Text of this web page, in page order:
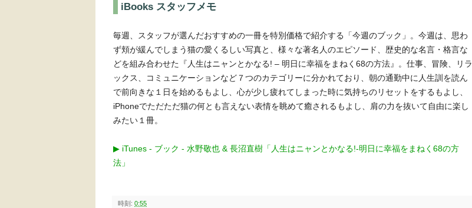
iBooks スタッフメモ
毎週、スタッフが選んだおすすめの一冊を特別価格で紹介する「今週のブック」。今週は、思わ
ず頬が緩んでしまう猫の愛くるしい写真と、様々な著名人のエピソード、歴史的な名言・格言な
どを組み合わせた『人生はニャンとかなる! – 明日に幸福をまねく68の方法』。仕事、冒険、リラ
ックス、コミュニケーションなど７つのカテゴリーに分かれており、朝の通勤中に人生訓を読ん
で前向きな１日を始めるもよし、心が少し疲れてしまった時に気持ちのリセットをするもよし、
iPhoneでただただ猫の何とも言えない表情を眺めて癒されるもよし、肩の力を抜いて自由に楽し
みたい１冊。
▶︎ iTunes - ブック - 水野敬也 & 長沼直樹「人生はニャンとかなる!-明日に幸福をまねく68の方
法」
時刻: 0:55